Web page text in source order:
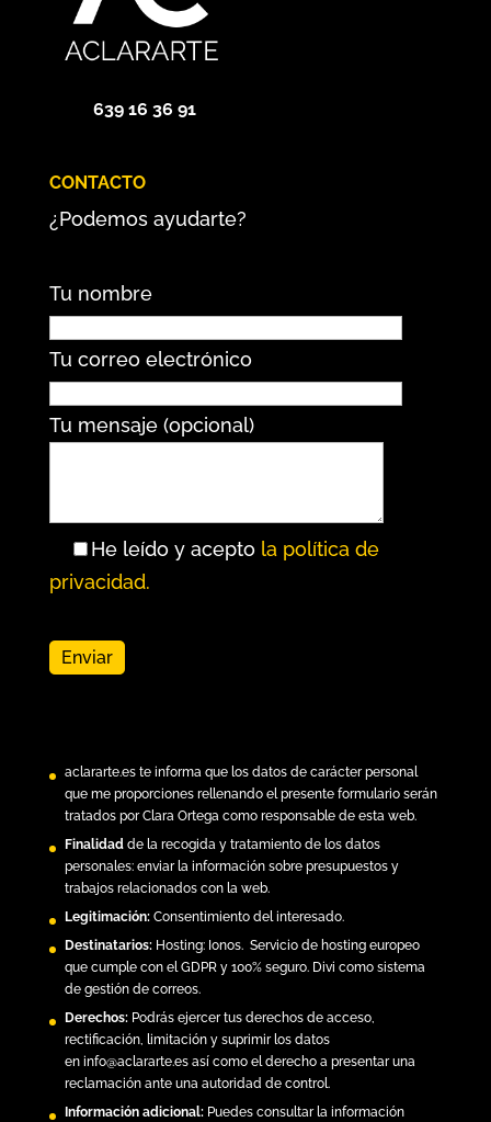
639 16 36 91
CONTACTO
¿Podemos ayudarte?
Tu nombre
Tu correo electrónico
Tu mensaje (opcional)
He leído y acepto la política de
privacidad.
aclararte.este informa que los datos de carácter personal
que me proporciones rellenando el presente formulario serán
tratados por Clara Ortega como responsable de esta web.
Finalidadde la recogida y tratamiento de los datos
personales: enviar la información sobre presupuestos y
trabajos relacionados con la web.
Legitimación: Consentimiento del interesado.
Destinatarios:Hosting: Ionos.Servicio de hosting europeo
que cumple con el GDPR y 100% seguro. Divi como sistema
de gestión de correos.
Derechos: Podrás ejercer tus derechos de acceso,
rectificación, limitación y suprimir los datos
en info@aclararte.esasí como el derecho a presentar una
reclamación ante una autoridad de control.
Información adicional:Puedes consultar la información